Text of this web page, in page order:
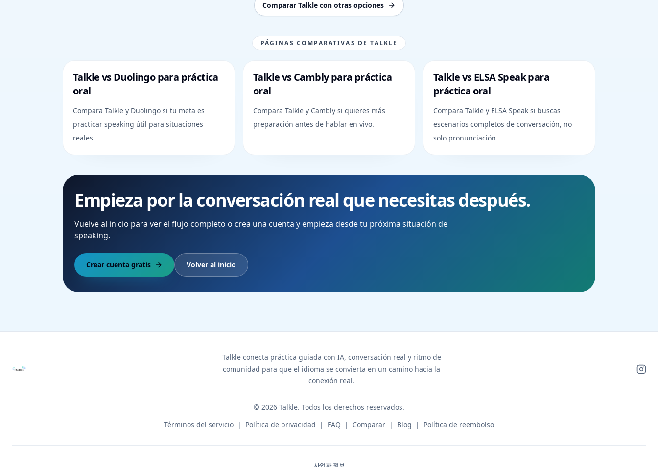
Comparar Talkle con otras opciones
PÁGINAS COMPARATIVAS DE TALKLE
Talkle vs Duolingo para práctica
oral
Compara Talkle y Duolingo si tu meta es
practicar speaking útil para situaciones
reales.
Talkle vs Cambly para práctica
oral
Compara Talkle y Cambly si quieres más
preparación antes de hablar en vivo.
Talkle vs ELSA Speak para
práctica oral
Compara Talkle y ELSA Speak si buscas
escenarios completos de conversación, no
solo pronunciación.
Empieza por la conversación real que necesitas después.
Vuelve al inicio para ver el flujo completo o crea una cuenta y empieza desde tu próxima situación de
speaking.
Crear cuenta gratis Volver al inicio
Talkle conecta práctica guiada con IA, conversación real y ritmo de
comunidad para que el idioma se convierta en un camino hacia la
conexión real.
© 2026 Talkle. Todos los derechos reservados.
Términos del servicio | Política de privacidad | FAQ | Comparar | Blog | Política de reembolso
사업자 정보